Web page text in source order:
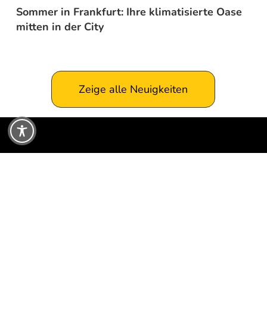
Sommer in Frankfurt: Ihre klimatisierte Oase
mitten in der City
Zeige alle Neuigkeiten